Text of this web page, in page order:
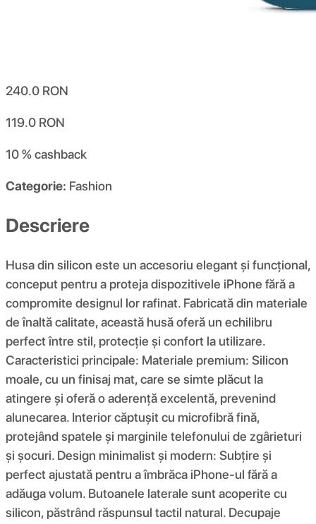
240.0 RON
119.0 RON
10 %cashback
Categorie: Fashion
Descriere
Husa din silicon este un accesoriu elegant și funcțional,
conceput pentru a proteja dispozitivele iPhone fără a
compromite designul lor rafinat. Fabricată din materiale
de înaltă calitate, această husă oferă un echilibru
perfect între stil, protecție și confort la utilizare.
Caracteristici principale: Materiale premium: Silicon
moale, cu un finisaj mat, care se simte plăcut la
atingere și oferă o aderență excelentă, prevenind
alunecarea. Interior căptușit cu microfibră fină,
protejând spatele și marginile telefonului de zgârieturi
și șocuri. Design minimalist și modern: Subțire și
perfect ajustată pentru a îmbrăca iPhone-ul fără a
adăuga volum. Butoanele laterale sunt acoperite cu
silicon, păstrând răspunsul tactil natural. Decupaje